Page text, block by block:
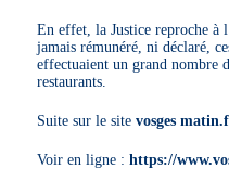
En effet, la Justice reproche à
jamais rémunéré, ni déclaré,
effectuaient un grand nombre
restaurants.
Suite sur le sitevosges
Voir en ligne :https://